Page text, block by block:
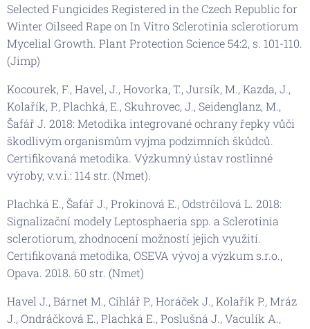
Selected Fungicides Registered in the Czech Republic for
Winter Oilseed Rape on In Vitro Sclerotinia sclerotiorum
Mycelial Growth. Plant Protection Science 54:2, s. 101-110.
(Jimp)
Kocourek, F., Havel, J., Hovorka, T., Jursík, M., Kazda, J.,
Kolařík, P., Plachká, E., Skuhrovec, J., Seidenglanz, M.,
Šafář J. 2018: Metodika integrované ochrany řepky vůči
škodlivým organismům vyjma podzimních škůdců.
Certifikovaná metodika. Výzkumný ústav rostlinné
výroby, v.v.i.: 114 str. (Nmet).
Plachká E., Šafář J., Prokinová E., Odstrčilová L. 2018:
Signalizační modely Leptosphaeria spp. a Sclerotinia
sclerotiorum, zhodnocení možností jejich využití.
Certifikovaná metodika, OSEVA vývoj a výzkum s.r.o.,
Opava. 2018. 60 str. (Nmet)
Havel J., Bárnet M., Cihlář P., Horáček J., Kolařík P., Mráz
J., Ondráčková E., Plachká E., Poslušná J., Vaculík A.,